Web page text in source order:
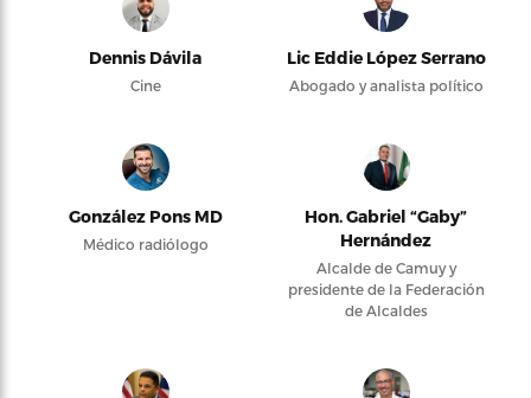
Dennis Dávila
Cine
Lic Eddie López Serrano
Abogado y analista político
González Pons MD
Médico radiólogo
Hon. Gabriel “Gaby”
Hernández
Alcalde de Camuy y
presidente de la Federación
de Alcaldes